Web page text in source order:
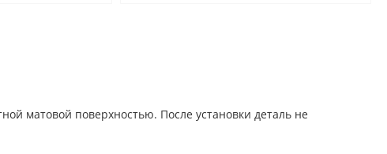
матовой поверхностью. После установки деталь не